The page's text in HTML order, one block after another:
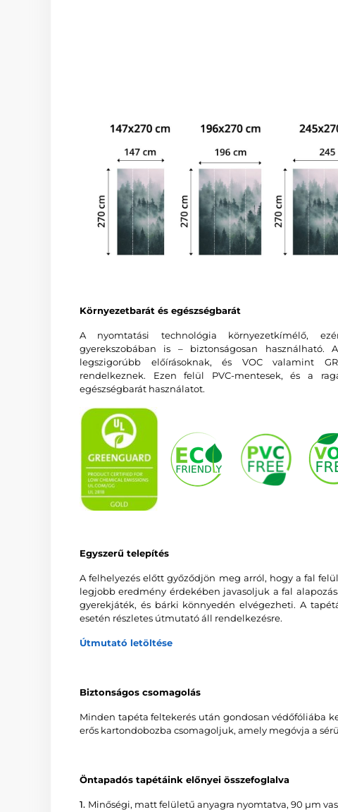
Környezetbarát és egészségbarát
A nyomtatási technológia környezetkímélő,
gyerekszobában is – biztonságosan használható.
legszigorúbb előírásoknak, és VOC valamint
rendelkeznek. Ezen felül PVC-mentesek, és a
egészségbarát használatot.
Egyszerű telepítés
A felhelyezés előtt győződjön meg arról, hogy a fal
legjobb eredmény érdekében javasoljuk a fal
gyerekjáték, és bárki könnyedén elvégezheti. A
esetén részletes útmutató áll rendelkezésre.
Útmutató letöltése
Biztonságos csomagolás
Minden tapéta feltekerés után gondosan védőfóliába
erős kartondobozba csomagoljuk, amely megóvja a
Öntapadós tapétáink előnyei összefoglalva
1. Minőségi, matt felületű anyagra nyomtatva, 90 µm